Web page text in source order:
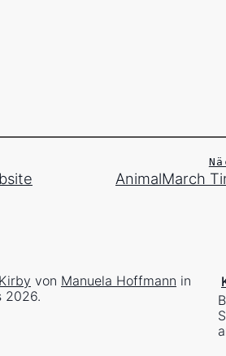
AnimalMarch
Kirby von Manuela Hoffmann in
2026.